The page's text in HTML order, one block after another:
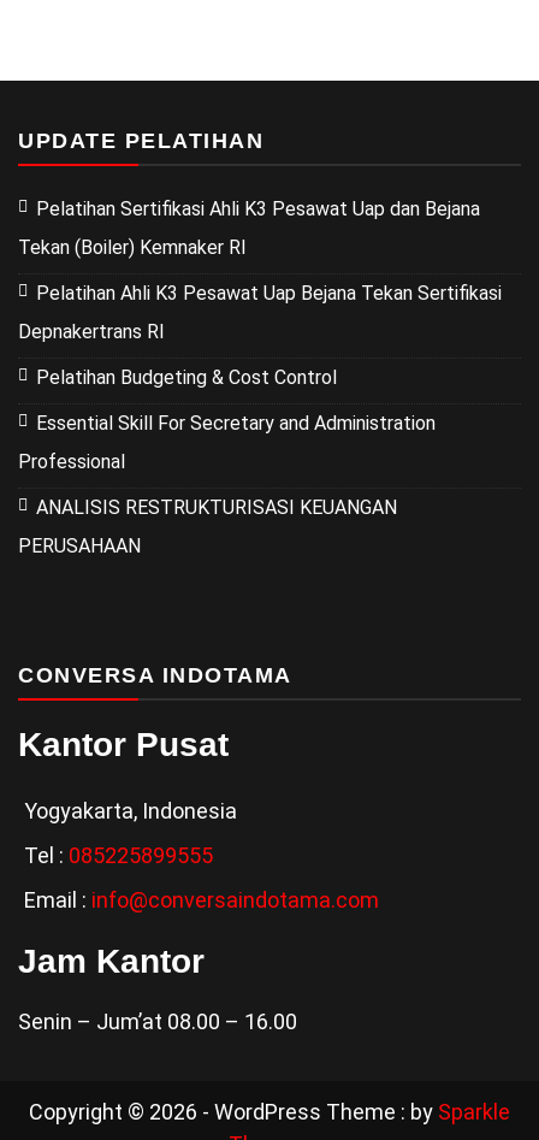
UPDATE PELATIHAN
Pelatihan Sertifikasi Ahli K3 Pesawat Uap dan Bejana
Tekan (Boiler) Kemnaker RI
Pelatihan Ahli K3 Pesawat Uap Bejana Tekan Sertifikasi
Depnakertrans RI
Pelatihan Budgeting & Cost Control
Essential Skill For Secretary and Administration
Professional
ANALISIS RESTRUKTURISASI KEUANGAN
PERUSAHAAN
CONVERSA INDOTAMA
Kantor Pusat
Yogyakarta, Indonesia
Tel : 085225899555
Email : info@conversaindotama.com
Jam Kantor
Senin – Jum’at 08.00 – 16.00
Copyright © 2026 - WordPress Theme : by Sparkle